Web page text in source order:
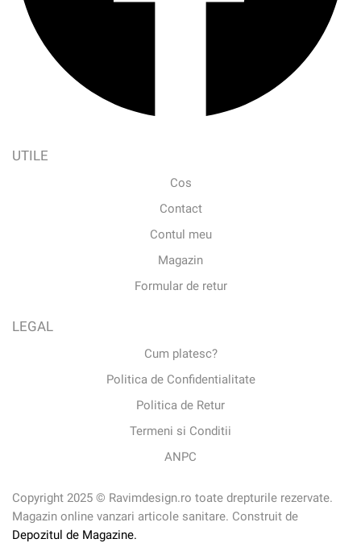
UTILE
Cos
Contact
Contul meu
Magazin
Formular de retur
LEGAL
Cum platesc?
Politica de Confidentialitate
Politica de Retur
Termeni si Conditii
ANPC
Copyright 2025 © Ravimdesign.ro toate drepturile rezervate.
Magazin online vanzari articole sanitare. Construit de
Depozitul de Magazine.